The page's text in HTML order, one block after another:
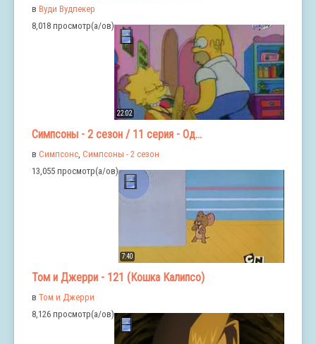
в Вуди Вудпекер
8,018 просмотр(а/ов)
22:02
Симпсоны - 2 сезон / 11 серия - Од...
в Симпсонс, Симпсоны - 2 сезон
13,055 просмотр(а/ов)
7:40
Том и Джерри - 121 (Кошка Калипсо)
в Том и Джерри
8,126 просмотр(а/ов)